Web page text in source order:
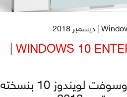
تحميل ويندوز 10 إنتربريز | WINDOWS 10 ENTERPRISE LTSC RS5 |
الان اقدم لكم ويندوز 10ومع أحدث إصدارات ميكروسوفت لويندوز 10 بنسخته